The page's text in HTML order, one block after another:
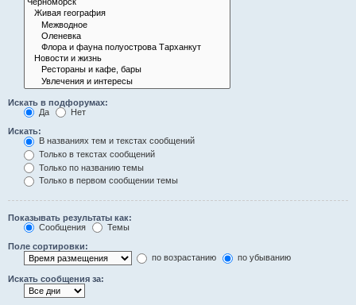
Искать в подфорумах:
Да
Нет
Искать:
В названиях тем и текстах сообщений
Только в текстах сообщений
Только по названию темы
Только в первом сообщении темы
Показывать результаты как:
Сообщения
Темы
Поле сортировки:
по возрастанию
по убыванию
Искать сообщения за: